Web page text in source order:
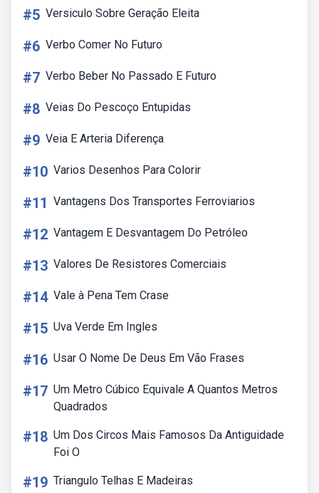
#5 Versiculo Sobre Geração Eleita
#6 Verbo Comer No Futuro
#7 Verbo Beber No Passado E Futuro
#8 Veias Do Pescoço Entupidas
#9 Veia E Arteria Diferença
#10 Varios Desenhos Para Colorir
#11 Vantagens Dos Transportes Ferroviarios
#12 Vantagem E Desvantagem Do Petróleo
#13 Valores De Resistores Comerciais
#14 Vale à Pena Tem Crase
#15 Uva Verde Em Ingles
#16 Usar O Nome De Deus Em Vão Frases
#17 Um Metro Cúbico Equivale A Quantos Metros
Quadrados
#18 Um Dos Circos Mais Famosos Da Antiguidade
Foi O
#19 Triangulo Telhas E Madeiras